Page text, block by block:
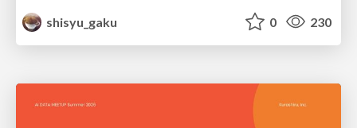
shisyu_gaku
0 230